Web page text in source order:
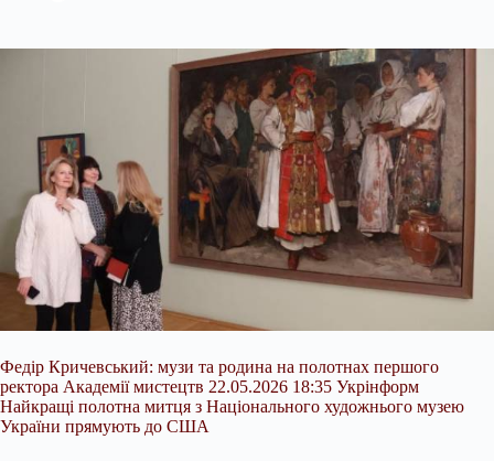
Федір Кричевський: музи та родина на полотнах першого
ректора Академії мистецтв 22.05.2026 18:35 Укрінформ
Найкращі полотна митця з Національного художнього музею
України прямують до США